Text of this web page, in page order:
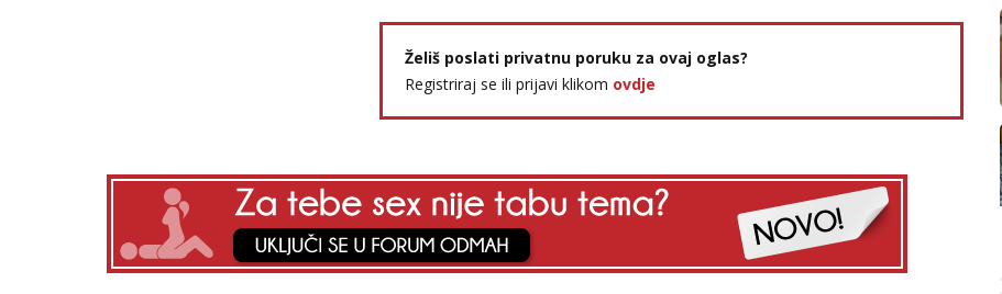
Želiš poslati privatnu poruku za ovaj oglas?
Registriraj se ili prijavi klikom ovdje